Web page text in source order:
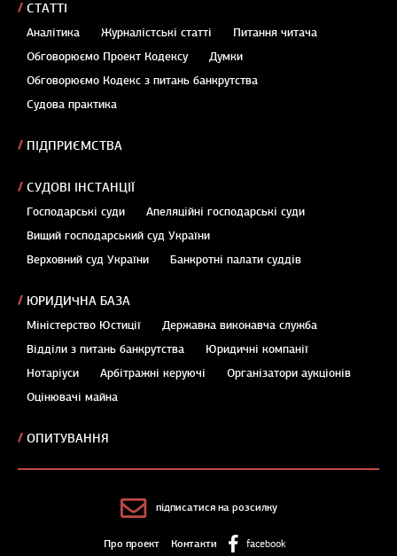
СТАТТІ
Аналітика Журналістські статті
Питання читача
Обговорюємо Проект Кодексу
Думки
Обговорюємо Кодекс з питань банкрутства
Судова практика
ПІДПРИЄМСТВА
СУДОВІ ІНСТАНЦІЇ
Господарські суди
Апеляційні господарські суди
Вищий господарський суд України
Верховний суд України
Банкротні палати суддів
ЮРИДИЧНА БАЗА
Міністерство Юстиції
Державна виконавча служба
Відділи з питань банкрутства
Юридичні компанії
Нотаріуси
Арбітражні керуючі
Організатори аукціонів
Оцінювачі майна
ОПИТУВАННЯ
підписатися на розсилку
Про проект Контакти facebook